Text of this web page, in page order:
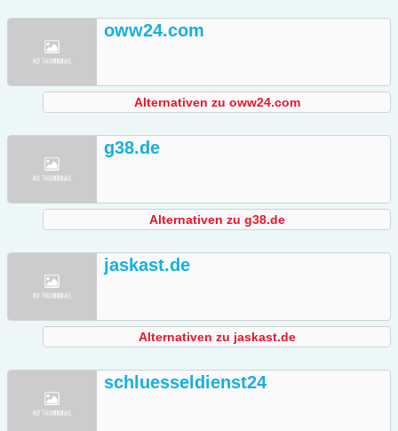
oww24.com
Alternativen zu oww24.com
g38.de
Alternativen zu g38.de
jaskast.de
Alternativen zu jaskast.de
schluesseldienst24